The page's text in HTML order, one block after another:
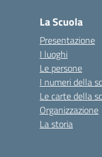
La Scuola
Presentazione
I luoghi
Le persone
I numeri della
Le carte della
Organizzazione
La storia